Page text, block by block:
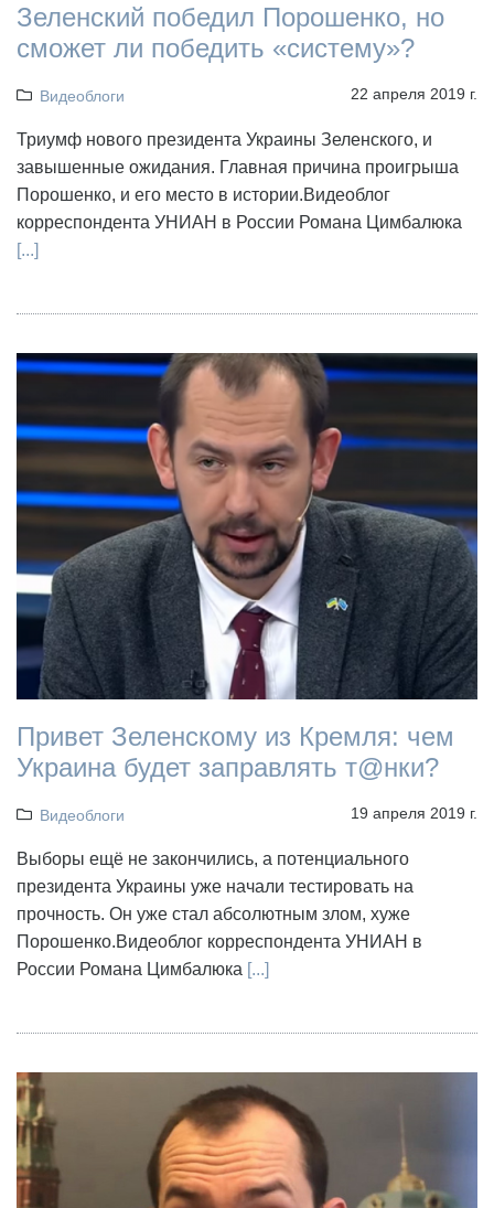
Зеленский победил Порошенко, но
сможет ли победить «систему»?
Видеоблоги 22 апреля 2019 г.
Триумф нового президента Украины Зеленского, и
завышенные ожидания. Главная причина проигрыша
Порошенко, и его место в истории.Видеоблог
корреспондента УНИАН в России Романа Цимбалюка
[...]
Привет Зеленскому из Кремля: чем
Украина будет заправлять т@нки?
Видеоблоги 19 апреля 2019 г.
Выборы ещё не закончились, а потенциального
президента Украины уже начали тестировать на
прочность. Он уже стал абсолютным злом, хуже
Порошенко.Видеоблог корреспондента УНИАН в
России Романа Цимбалюка [...]